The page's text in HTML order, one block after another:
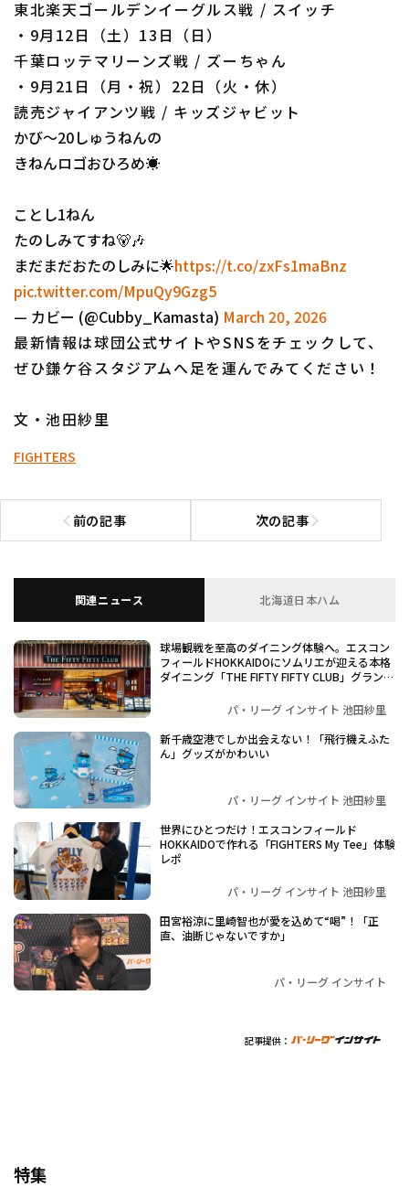
東北楽天ゴールデンイーグルス戦 / スイッチ
・9月12日（土）13日（日）
千葉ロッテマリーンズ戦 / ズーちゃん
・9月21日（月・祝）22日（火・休）
読売ジャイアンツ戦 / キッズジャビット
かび〜20しゅうねんの
きねんロゴおひろめ☀️
ことし1ねん
たのしみてすね🐻🎶
まだまだおたのしみに🌟https://t.co/zxFs1maBnz
pic.twitter.com/MpuQy9Gzg5
— カビー (@Cubby_Kamasta) March 20, 2026
最新情報は球団公式サイトやSNSをチェックして、
ぜひ鎌ケ谷スタジアムへ足を運んでみてください！
文・池田紗里
FIGHTERS
前の記事
前の記事へ 次の記事次の記事へ
関連ニュース 北海道日本ハム
球場観戦を至高のダイニング体験へ。エスコン
フィールドHOKKAIDOにソムリエが迎える本格
ダイニング「THE FIFTY FIFTY CLUB」グランド
パ・リーグ インサイト 池田紗里
新千歳空港でしか出会えない！「飛行機えふた
ん」グッズがかわいい
パ・リーグ インサイト 池田紗里
世界にひとつだけ！エスコンフィールド
HOKKAIDOで作れる「FIGHTERS My Tee」体験
レポ
パ・リーグ インサイト 池田紗里
田宮裕涼に里崎智也が愛を込めて“喝”！「正
直、油断じゃないですか」
パ・リーグ インサイト
記事提供：
特集